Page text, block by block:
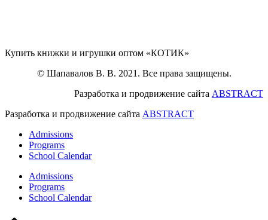
Купить книжки и игрушки оптом «КОТИК»
© Шапавалов В. В. 2021. Все права защищены.
Разработка и продвижение сайта ABSTRACT
Разработка и продвижение сайта ABSTRACT
Admissions
Programs
School Calendar
Admissions
Programs
School Calendar